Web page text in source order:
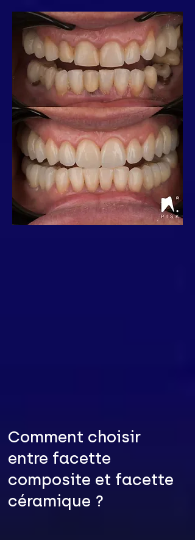
Comment choisir
entre facette
composite et facette
céramique ?